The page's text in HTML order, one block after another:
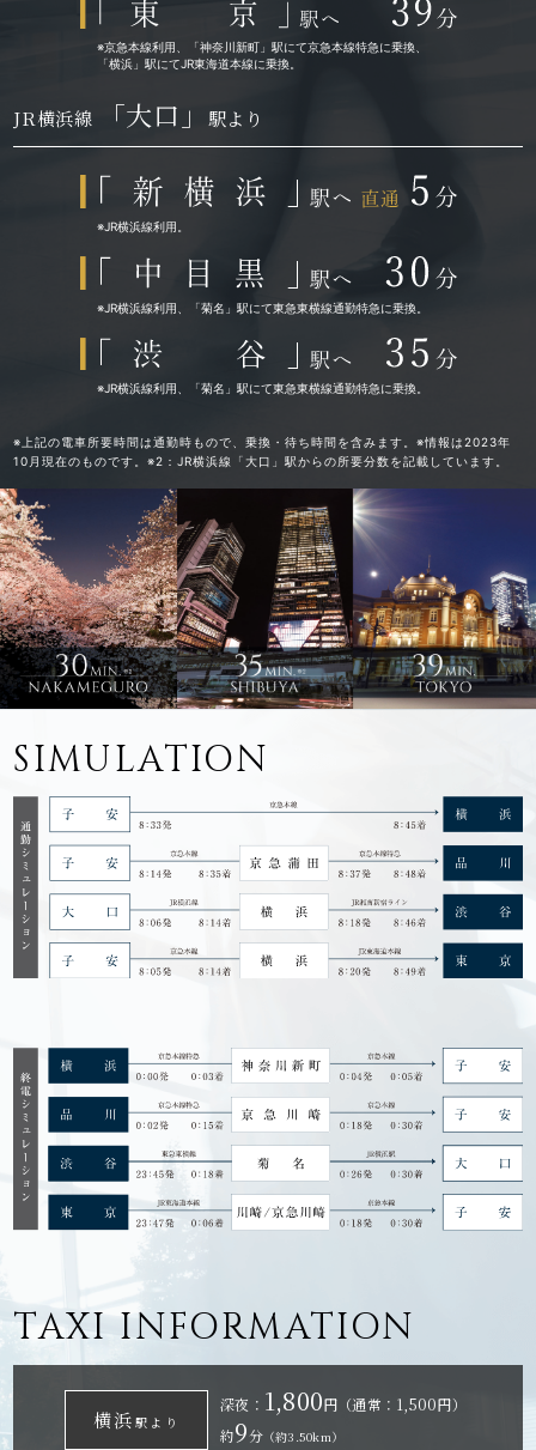
※京急本線利用、「神奈川新町」駅にて京急本線特急に乗換、
「横浜」駅にてJR東海道本線に乗換。
JR横浜線 「大口」 駅より
※JR横浜線利用。
※JR横浜線利用、「菊名」駅にて東急東横線通勤特急に乗換。
※JR横浜線利用、「菊名」駅にて東急東横線通勤特急に乗換。
※上記の電車所要時間は通勤時もので、乗換・待ち時間を含みます。※情報は2023年
10月現在のものです。※2：JR横浜線「大口」駅からの所要分数を記載しています。
SIMULATION
TAXI INFORMATION
横浜 駅より
深夜： 1,800円（通常：1,500円）
約9分（約3.50km）